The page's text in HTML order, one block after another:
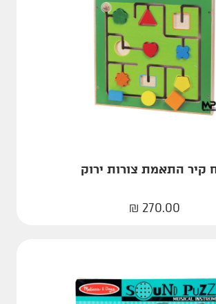
קיר התאמת צורות ירוק
270.00
₪